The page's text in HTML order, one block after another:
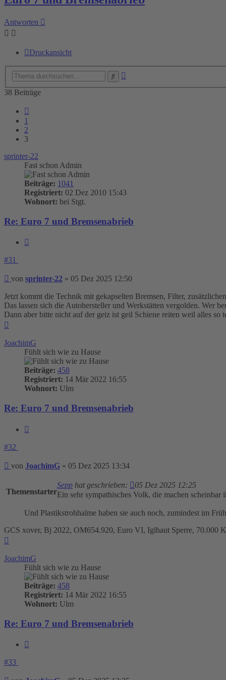
Antworten
Druckansicht
38 Beiträge
1
2
3
sprinter-22
Fast schon Admin
Beiträge: 1041
Registriert: 02 Dez 2010 15:43
Wohnort: bei Stgt.
Re: Euro 7 und Bremsenabrieb
#31
Beitrag
von sprinter-22 » 05 Dez 2025 12:50
Jetzt kommt die Technik mit gekapselten Bremsen, Filter,
Das lassen sich die Autohersteller und Werkstätten vergolden. Wer
Dann aber bitte nicht auf der geiz ist geil Schiene reiten weil alles so
JoachimG
Fühlt sich wie zu Hause
Beiträge: 458
Registriert: 14 Mär 2022 16:55
Wohnort: Ulm
Re: Euro 7 und Bremsenabrieb
#32
Beitrag
von JoachimG » 05 Dez 2025 13:34
Themenstarter
Sepp hat geschrieben:
05 Dez 2025 12:25
Ein sehr sympathisches Volk, die machen scheinbar
Und Plastikstrohhalme haben sie auch noch, zumindest im
GCS xover, Bj 2022, OM654.920, Euro VI, Iglhaut Sperre, 70.000
JoachimG
Fühlt sich wie zu Hause
Beiträge: 458
Registriert: 14 Mär 2022 16:55
Wohnort: Ulm
Re: Euro 7 und Bremsenabrieb
#33